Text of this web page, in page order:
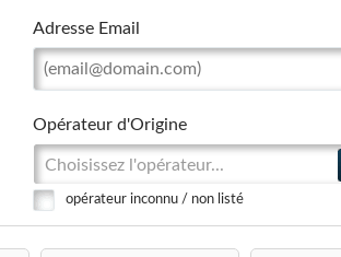
Adresse Email
Opérateur d'Origine
Choisissez l'opérateur...
opérateur inconnu / non listé